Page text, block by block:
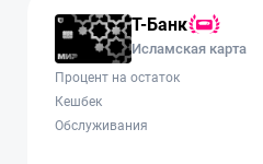
Т-Банк
Исламская карта
Процент на остаток
Кешбек
Обслуживания